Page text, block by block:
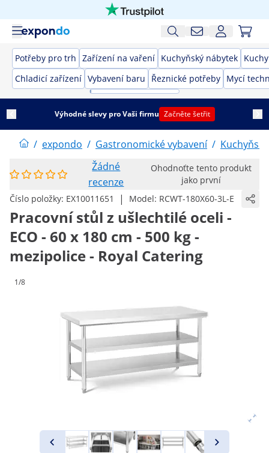
Potřeby pro trh Zařízení na vaření Kuchyňský nábytek
Chladicí zařízení Vybavení baru Řeznické potřeby Mycí
Výhodné slevy pro Vaši firmu Začněte šetřit
/ expondo / Gastronomické vybavení /
Žádné
recenze
Ohodnoťte tento produkt
jako první
Číslo položky: EX10011651 | Model: RCWT-180X60-3L-E
Pracovní stůl z ušlechtilé oceli -
ECO - 60 x 180 cm - 500 kg -
mezipolice - Royal Catering
1/8